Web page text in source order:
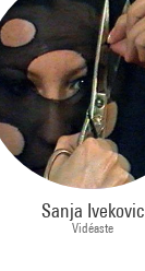
Sanja Ivekovic
Vidéaste